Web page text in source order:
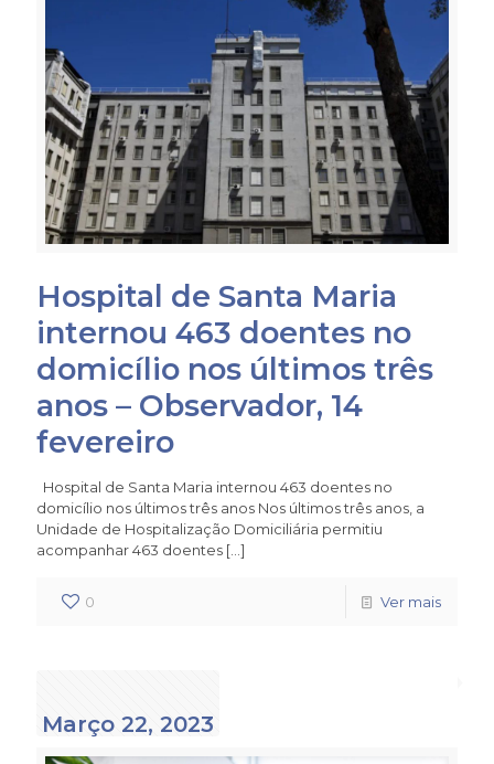
Hospital de Santa Maria
internou 463 doentes no
domicílio nos últimos três
anos – Observador, 14
fevereiro
Hospital de Santa Maria internou 463 doentes no
domicílio nos últimos três anos Nos últimos três anos, a
Unidade de Hospitalização Domiciliária permitiu
acompanhar 463 doentes […]
0 Ver mais
Março 22, 2023